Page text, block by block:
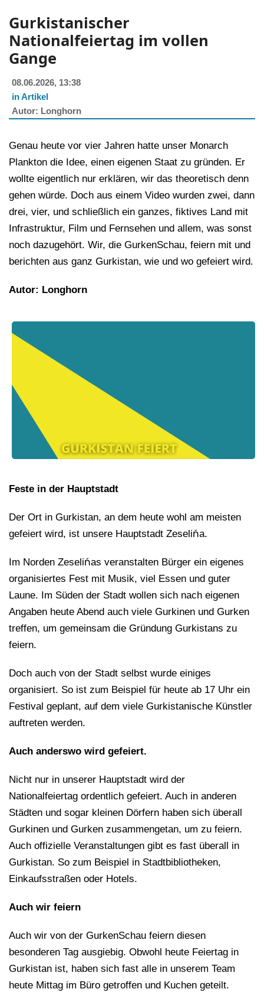
Gurkistanischer
Nationalfeiertag im vollen
Gange
08.06.2026, 13:38
in Artikel
Longhorn
Genau heute vor vier Jahren hatte unser Monarch
Plankton die Idee, einen eigenen Staat zu gründen. Er
wollte eigentlich nur erklären, wir das theoretisch denn
gehen würde. Doch aus einem Video wurden zwei, dann
drei, vier, und schließlich ein ganzes, fiktives Land mit
Infrastruktur, Film und Fernsehen und allem, was sonst
noch dazugehört. Wir, die GurkenSchau, feiern mit und
berichten aus ganz Gurkistan, wie und wo gefeiert wird.
Autor: Longhorn
Feste in der Hauptstadt
Der Ort in Gurkistan, an dem heute wohl am meisten
gefeiert wird, ist unsere Hauptstadt Zeselińa.
Im Norden Zeselińas veranstalten Bürger ein eigenes
organisiertes Fest mit Musik, viel Essen und guter
Laune. Im Süden der Stadt wollen sich nach eigenen
Angaben heute Abend auch viele Gurkinen und Gurken
treffen, um gemeinsam die Gründung Gurkistans zu
feiern.
Doch auch von der Stadt selbst wurde einiges
organisiert. So ist zum Beispiel für heute ab 17 Uhr ein
Festival geplant, auf dem viele Gurkistanische Künstler
auftreten werden.
Auch anderswo wird gefeiert.
Nicht nur in unserer Hauptstadt wird der
Nationalfeiertag ordentlich gefeiert. Auch in anderen
Städten und sogar kleinen Dörfern haben sich überall
Gurkinen und Gurken zusammengetan, um zu feiern.
Auch offizielle Veranstaltungen gibt es fast überall in
Gurkistan. So zum Beispiel in Stadtbibliotheken,
Einkaufsstraßen oder Hotels.
Auch wir feiern
Auch wir von der GurkenSchau feiern diesen
besonderen Tag ausgiebig. Obwohl heute Feiertag in
Gurkistan ist, haben sich fast alle in unserem Team
heute Mittag im Büro getroffen und Kuchen geteilt.